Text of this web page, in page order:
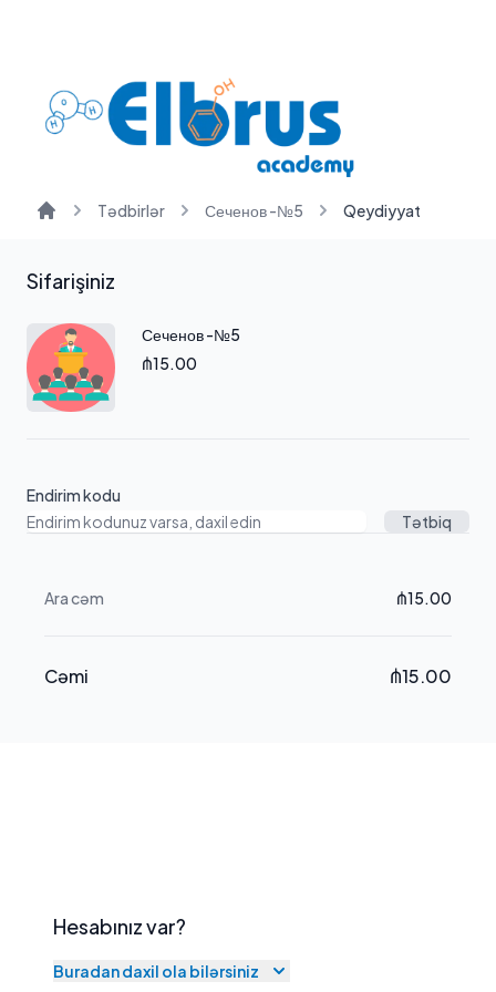
Tədbirlər Сеченов -№5 Qeydiyyat
Sifarişiniz
Сеченов -№5
₼15.00
Endirim kodu
Tətbiq
Ara cəm ₼15.00
Cəmi ₼15.00
Hesabınız var?
Buradan daxil ola bilərsiniz